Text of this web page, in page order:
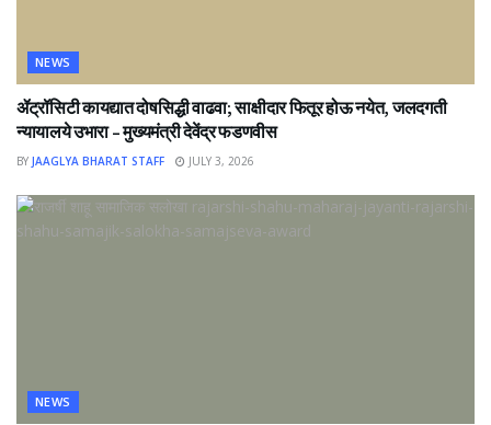
NEWS
ॲट्रॉसिटी कायद्यात दोषसिद्धी वाढवा; साक्षीदार फितूर होऊ नयेत, जलदगती
न्यायालये उभारा – मुख्यमंत्री देवेंद्र फडणवीस
BY JAAGLYA BHARAT STAFF JULY 3, 2026
NEWS